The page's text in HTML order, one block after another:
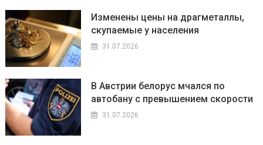
Изменены цены на драгметаллы,
скупаемые у населения
31.07.2026
В Австрии белорус мчался по
автобану с превышением скорости
31.07.2026